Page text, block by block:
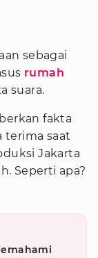
sebagai
rumah
suara.
fakta
terima saat
Jakarta
Seperti apa?